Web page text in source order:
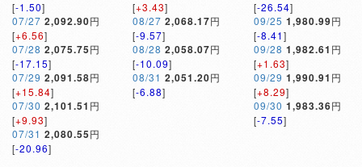
[-1.50]
07/27 2,092.90円
[+6.56]
07/28 2,075.75円
[-17.15]
07/29 2,091.58円
[+15.84]
07/30 2,101.51 円
[+9.93]
07/31 2,080.55円
[-20.96]
[+3.43]
08/27 2,068.17円
[-9.57]
08/28 2,058.07円
[-10.09]
08/31 2,051.20円
[-6.88]
[-26.54]
09/25 1,980.99円
[-8.41]
09/28 1,982.61 円
[+1.63]
09/29 1,990.91 円
[+8.29]
09/30 1,983.36円
[-7.55]